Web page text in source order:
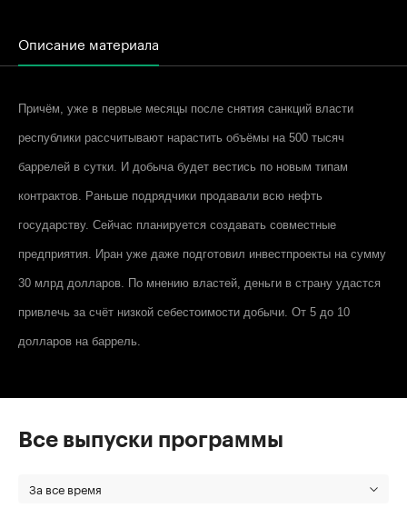
Описание материала
Причём, уже в первые месяцы после снятия санкций власти
республики рассчитывают нарастить объёмы на 500 тысяч
баррелей в сутки. И добыча будет вестись по новым типам
контрактов. Раньше подрядчики продавали всю нефть
государству. Сейчас планируется создавать совместные
предприятия. Иран уже даже подготовил инвестпроекты на сумму
30 млрд долларов. По мнению властей, деньги в страну удастся
привлечь за счёт низкой себестоимости добычи. От 5 до 10
долларов на баррель.
Все выпуски программы
За все время